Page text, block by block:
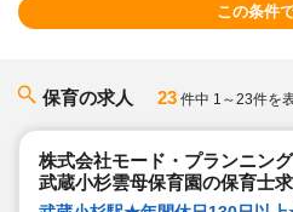
この条件
保育の求人 23 件中 1～23件を
株式会社モード・プランニン
武蔵小杉雲母保育園の保育士